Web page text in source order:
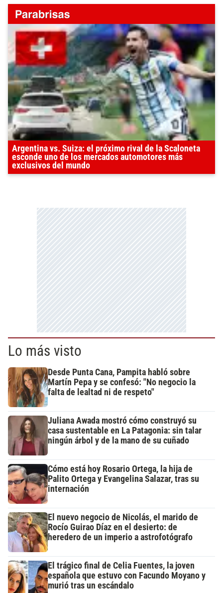
Argentina vs. Suiza: el próximo rival de la Scaloneta
esconde uno de los mercados automotores más
exclusivos del mundo
Lo más visto
Desde Punta Cana, Pampita habló sobre
Martín Pepa y se confesó: "No negocio la
falta de lealtad ni de respeto"
Juliana Awada mostró cómo construyó su
casa sustentable en La Patagonia: sin talar
ningún árbol y de la mano de su cuñado
Cómo está hoy Rosario Ortega, la hija de
Palito Ortega y Evangelina Salazar, tras su
internación
El nuevo negocio de Nicolás, el marido de
Rocío Guirao Díaz en el desierto: de
heredero de un imperio a astrofotógrafo
El trágico final de Celia Fuentes, la joven
española que estuvo con Facundo Moyano y
murió tras un escándalo